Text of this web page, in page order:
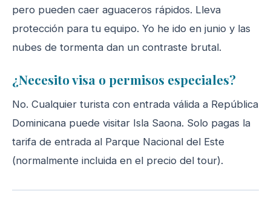
pero pueden caer aguaceros rápidos. Lleva
protección para tu equipo. Yo he ido en junio y las
nubes de tormenta dan un contraste brutal.
¿Necesito visa o permisos especiales?
No. Cualquier turista con entrada válida a República
Dominicana puede visitar Isla Saona. Solo pagas la
tarifa de entrada al Parque Nacional del Este
(normalmente incluida en el precio del tour).